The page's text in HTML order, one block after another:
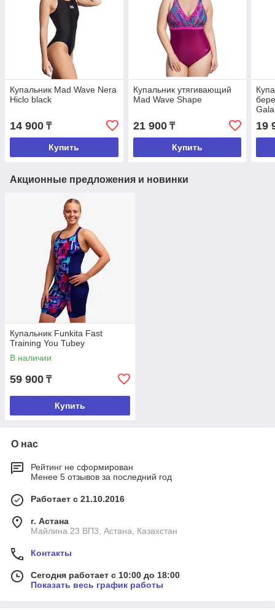
Купальник Mad Wave Nera
Hiclo black
14 900 ₸
Купить
Купальник утягивающий
Mad Wave Shape
21 900₸
Купить
Gala
19
Акционные предложения и новинки
Купальник Funkita Fast
Training You Tubey
В наличии
59 900 ₸
Купить
О нас
Рейтинг не сформирован
Менее 5 отзывов за последний год
Работает с 21.10.2016
г. Астана
Майлина 23 ВП3, Астана, Казахстан
Контакты
Сегодня работает с 10:00 до 18:00
Показать весь график работы